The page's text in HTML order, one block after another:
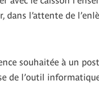
dans l’attente de
souhaitée à un
de l’outil